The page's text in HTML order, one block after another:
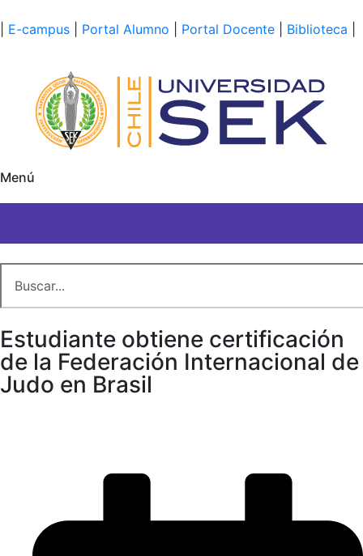
E-campus Portal Alumno Portal Docente Biblioteca
Menú
Estudiante obtiene certificación
de la Federación Internacional de
Judo en Brasil